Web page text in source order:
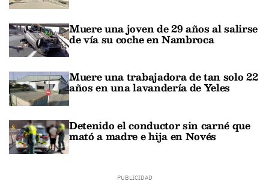
Muere una joven de 29 años al salirse
de vía su coche en Nambroca
Muere una trabajadora de tan solo 22
años en una lavandería de Yeles
Detenido el conductor sin carné que
mató a madre e hija en Novés